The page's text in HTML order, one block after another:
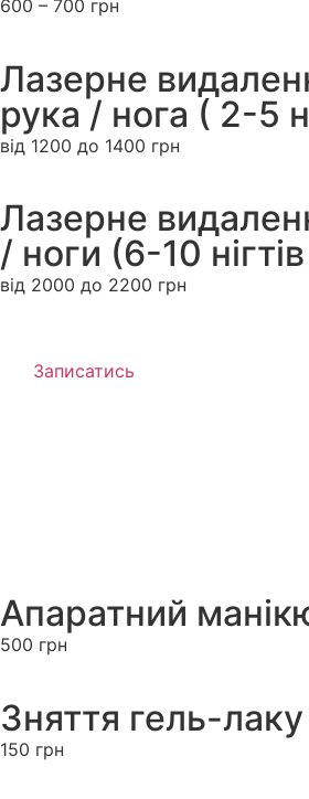
600 – 700 грн
Лазерне
рука / нога ( 2-5
від 1200 до 1400 грн
Лазерне
/ ноги (6-10
від 2000 до 2200 грн
Записатись
Апаратний
500 грн
Зняття гель-
150 грн